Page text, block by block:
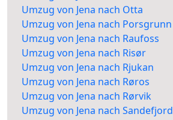
Umzug von Jena nach Otta
Umzug von Jena nach Porsgrunn
Umzug von Jena nach Raufoss
Umzug von Jena nach Risør
Umzug von Jena nach Rjukan
Umzug von Jena nach Røros
Umzug von Jena nach Rørvik
Umzug von Jena nach Sandefjord